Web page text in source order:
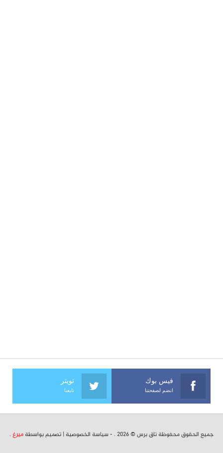
فيس بوك
انضم لصفحتنا
تويتر
تابعنا
جميع الحقوق محفوظة تاق برس © 2026 . - سياسة الخصوصية | تصميم بواسطة ميرغ .